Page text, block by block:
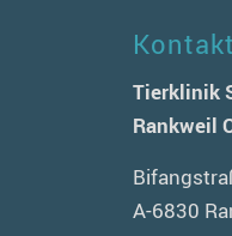
Kontakt
Tierklinik
Rankweil
A-6830